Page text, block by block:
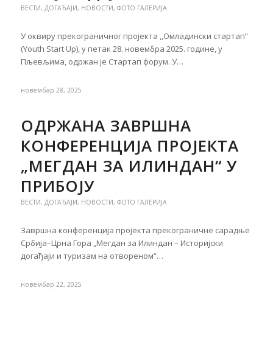
ВЕСТИ, ДОГАЂАЈИ, НОВОСТИ, ФОТО ГАЛЕРИЈА
У оквиру прекограничног пројекта ,,Омладински стартап”
(Youth Start Up), у петак 28. новембра 2025. године, у
Пљевљима, одржан је Стартап форум. У…
новембар 28, 2025
ОДРЖАНА ЗАВРШНА
КОНФЕРЕНЦИЈА ПРОЈЕКТА
„МЕГДАН ЗА ИЛИНДАН“ У
ПРИБОЈУ
ВЕСТИ, ДОГАЂАЈИ, НОВОСТИ, ФОТО ГАЛЕРИЈА
Завршна конференција пројекта прекограничне сарадње
Србија–Црна Гора „Мегдан за Илиндан – Историјски
догађаји и туризам на отвореном“…
новембар 22, 2025